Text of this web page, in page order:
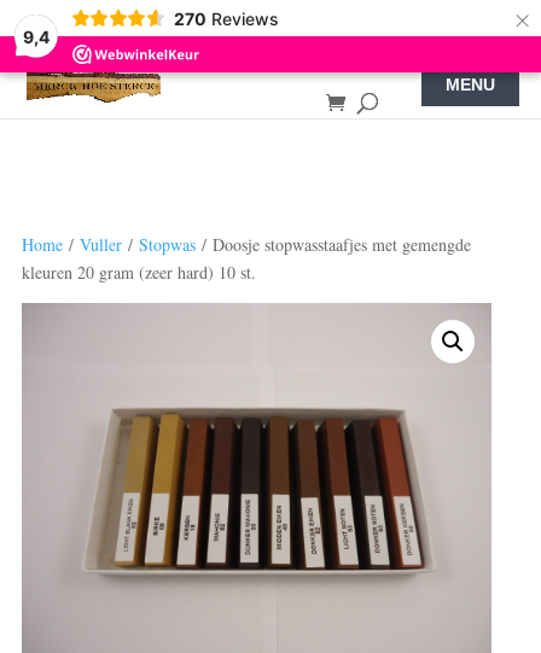
9,4
270 Reviews ×
Home/ Vuller/ Stopwas/ Doosje stopwasstaafjes met gemengde
kleuren 20 gram (zeer hard) 10 st.